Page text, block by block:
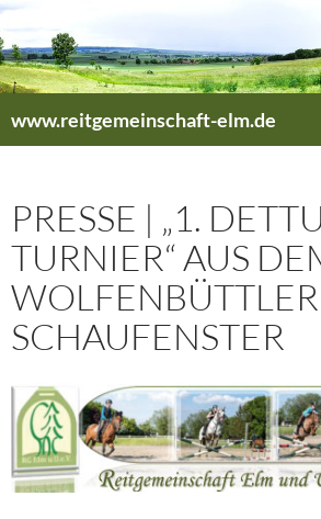
Zum
Inhalt
springen
www.reitgemeinschaft-elm.de
PRESSE | „1.
TURNIER“ AUS
WOLFENBÜTTLER
SCHAUFENSTER